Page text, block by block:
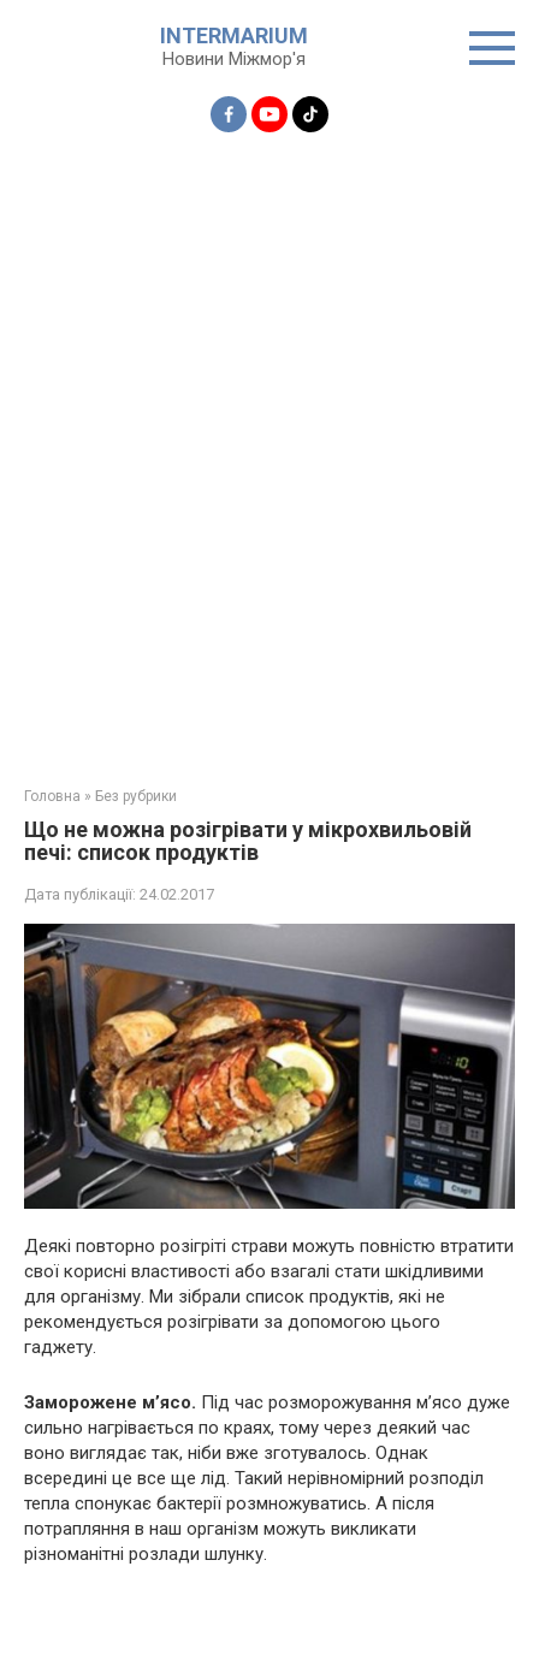
INTERMARIUM
Новини Міжмор'я
Головна » Без рубрики
Що не можна розігрівати у мікрохвильовій
печі: список продуктів
Дата публікації: 24.02.2017
Деякі повторно розігріті страви можуть повністю втратити
свої корисні властивості або взагалі стати шкідливими
для організму. Ми зібрали список продуктів, які не
рекомендується розігрівати за допомогою цього
гаджету.
Заморожене м’ясо. Під час розморожування м’ясо дуже
сильно нагрівається по краях, тому через деякий час
воно виглядає так, ніби вже зготувалось. Однак
всередині це все ще лід. Такий нерівномірний розподіл
тепла спонукає бактерії розмножуватись. А після
потрапляння в наш організм можуть викликати
різноманітні розлади шлунку.